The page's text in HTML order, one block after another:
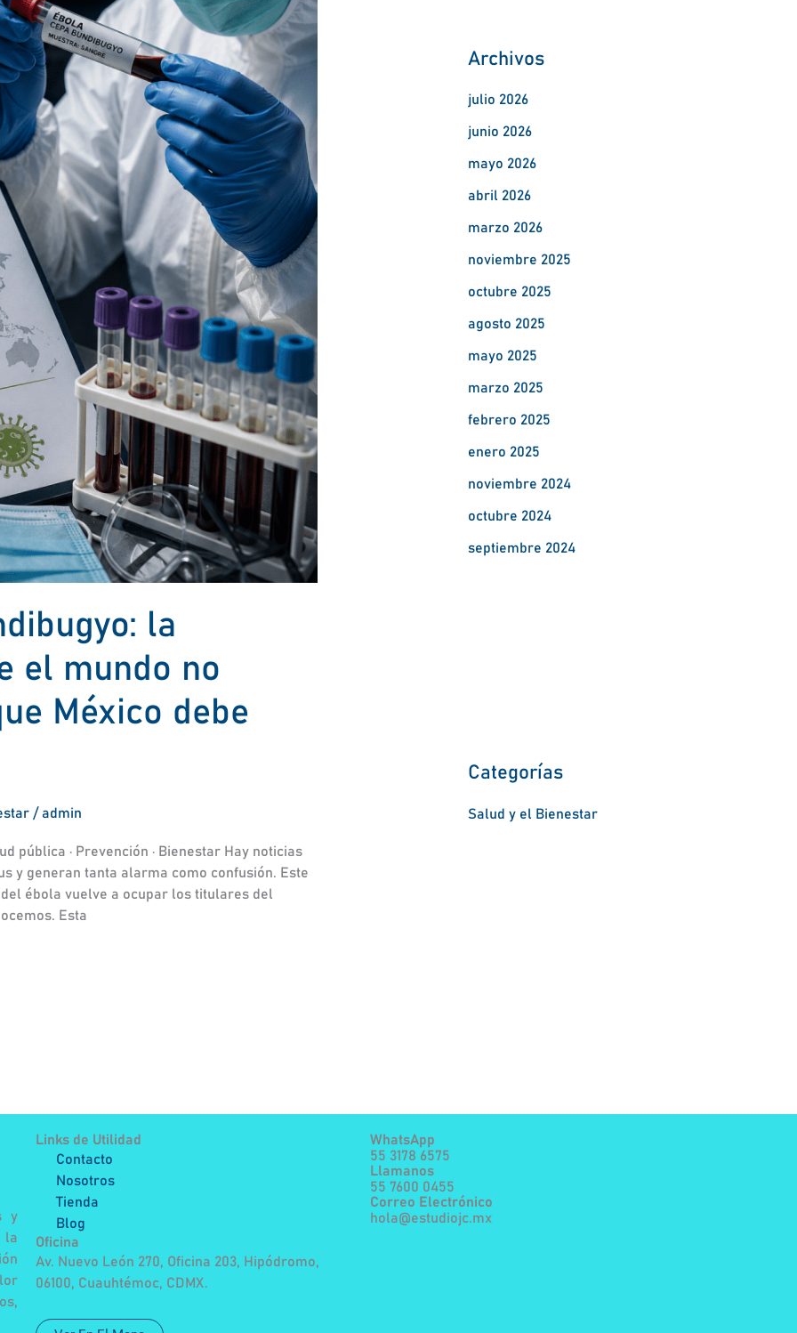
la
el mundo no
México debe
/ admin
pública · Prevención · Bienestar Hay noticias
y generan tanta alarma como confusión. Este
ébola vuelve a ocupar los titulares del
Esta
Archivos
julio 2026
junio 2026
mayo 2026
abril 2026
marzo 2026
noviembre 2025
octubre 2025
agosto 2025
mayo 2025
marzo 2025
febrero 2025
enero 2025
noviembre 2024
octubre 2024
septiembre 2024
Categorías
Salud y el Bienestar
y
la
Links de Utilidad
Contacto
Nosotros
Tienda
Blog
Oficina
Av. Nuevo León 270, Oficina 203, Hipódromo,
06100, Cuauhtémoc, CDMX.
WhatsApp
55 3178 6575
Llamanos
55 7600 0455
Correo Electrónico
hola@estudiojc.mx